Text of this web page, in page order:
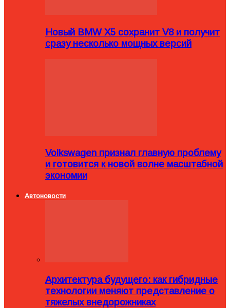
Новый BMW X5 сохранит V8 и получит
сразу несколько мощных версий
Volkswagen признал главную проблему
и готовится к новой волне масштабной
экономии
Автоновости
Архитектура будущего: как гибридные
технологии меняют представление о
тяжелых внедорожниках